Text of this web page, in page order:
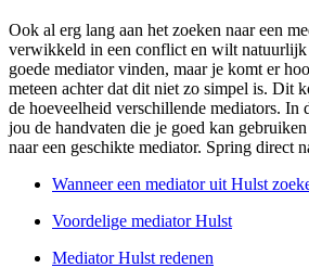
Ook al erg lang aan het zoeken naar een
verwikkeld in een conflict en wilt natuurlijk
goede mediator vinden, maar je komt er
meteen achter dat dit niet zo simpel is. Dit
de hoeveelheid verschillende mediators. In
jou de handvaten die je goed kan
naar een geschikte mediator. Spring direct
Wanneer een mediator uit Hulst
Voordelige mediator Hulst
Mediator Hulst redenen